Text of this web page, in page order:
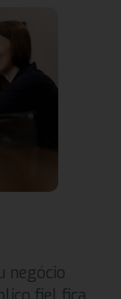
negócio